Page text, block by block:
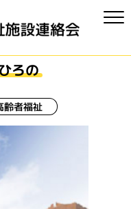
ろの
齢者福祉